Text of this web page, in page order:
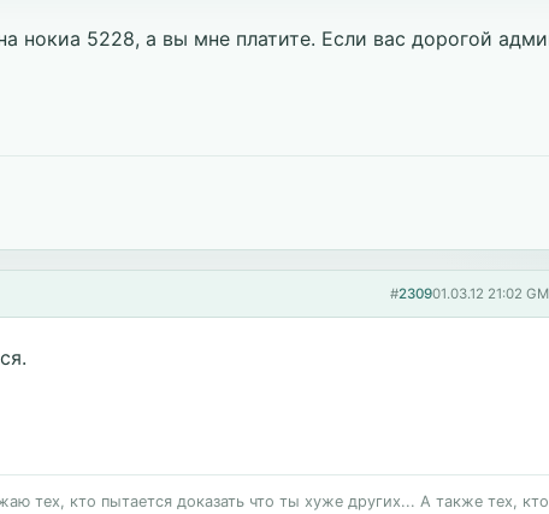
нокиа 5228, а вы мне платите. Если вас дорогой
#230901.03.12 21:02
тех, кто пытается доказать что ты хуже других... А также тех, кто